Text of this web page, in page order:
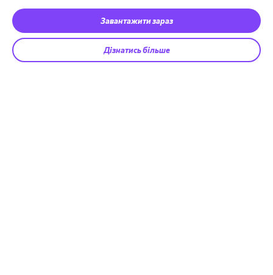
Завантажити зараз
Дізнатись більше